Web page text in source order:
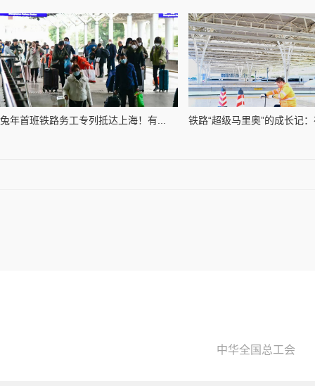
兔年首班铁路务工专列抵达上海！有... 铁路“超级马里奥”的成长记
中华全国总工会